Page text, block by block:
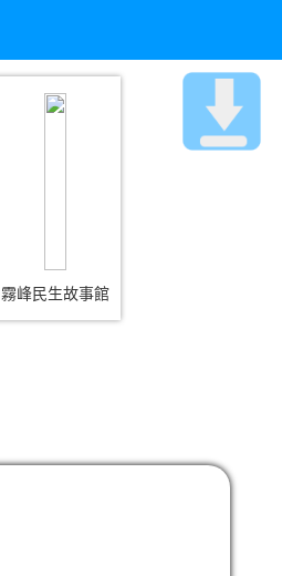
霧峰民生故事館